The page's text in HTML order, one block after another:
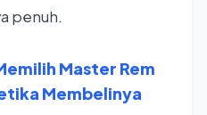
penuh.
Master Rem
Membelinya